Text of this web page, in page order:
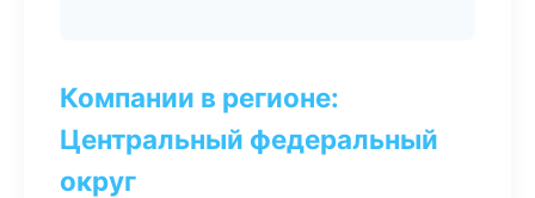
Компании в регионе:
Центральный федеральный
округ